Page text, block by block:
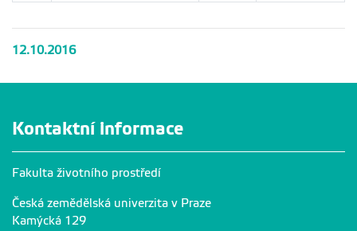
12.10.2016
Kontaktní informace
Fakulta životního prostředí
Česká zemědělská univerzita v Praze
Kamýcká 129